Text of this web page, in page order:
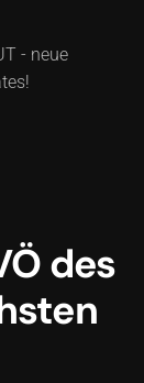
- neue
des